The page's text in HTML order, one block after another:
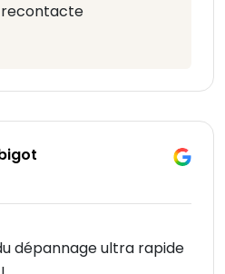
recontacte
dépannage ultra rapide